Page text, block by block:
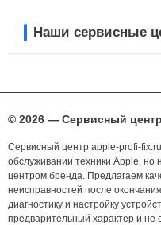
Наши сервисные
© 2026 — Сервисный
Сервисный центр apple-profi-
обслуживании техники Apple,
центром бренда. Предлагаем
неисправностей после
диагностику и настройку
предварительный характер и